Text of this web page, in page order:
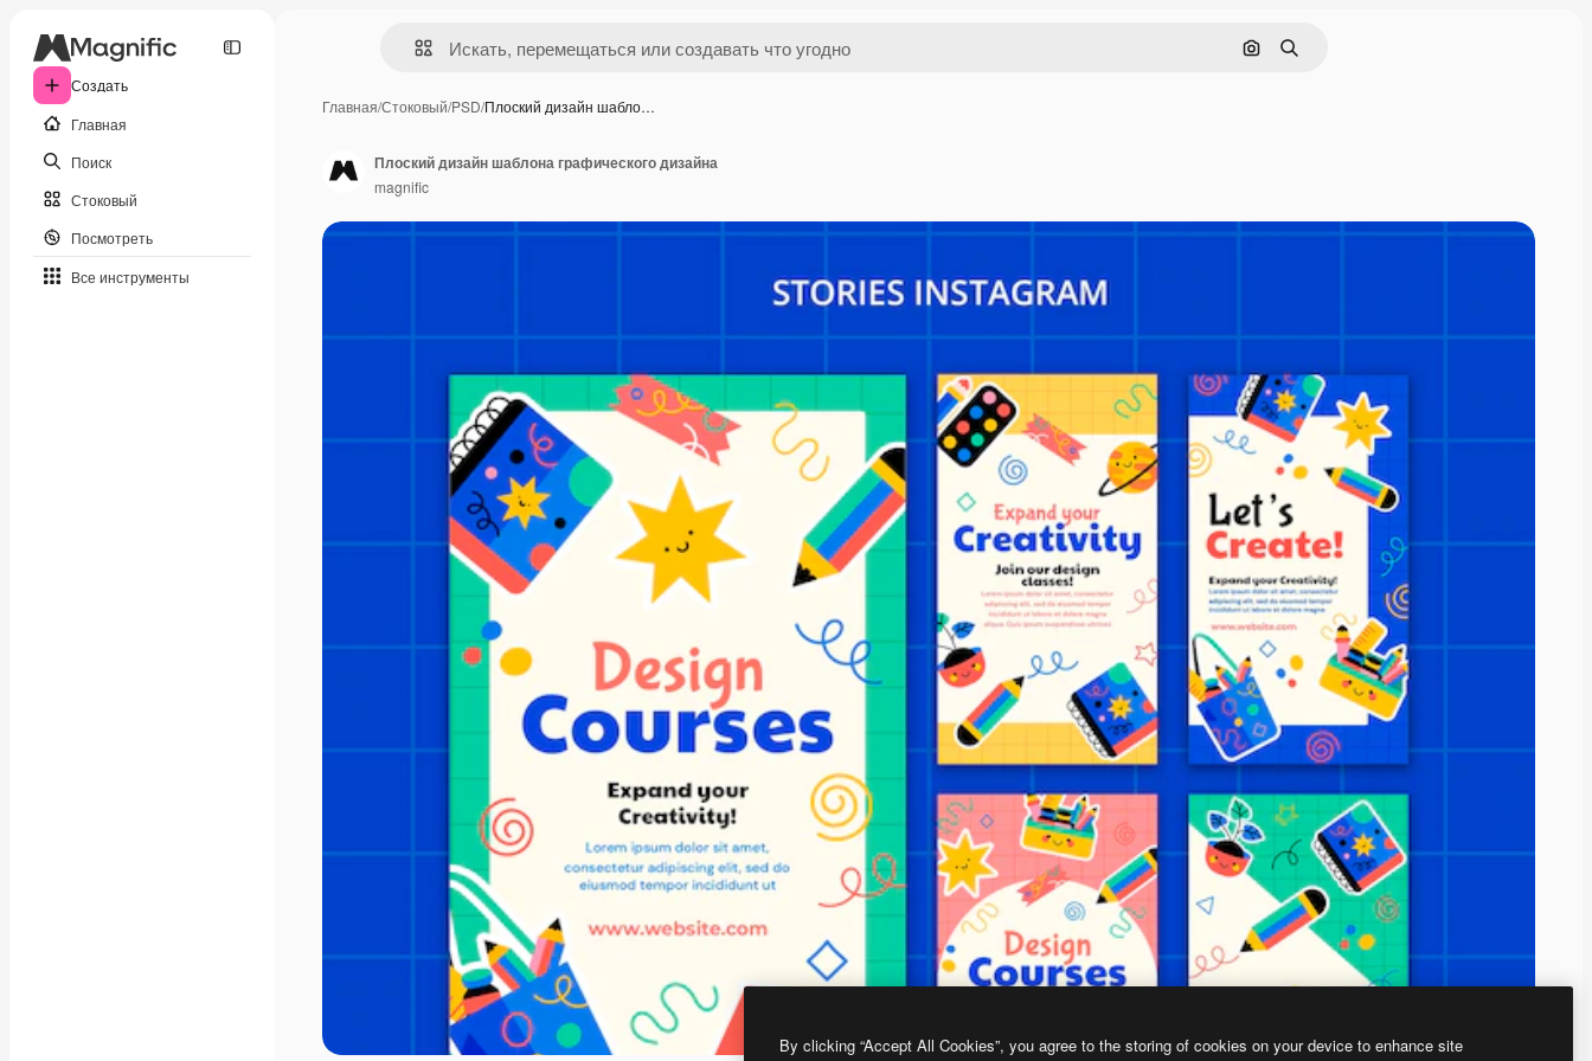
Создать
Главная
Поиск
Стоковый
Посмотреть
Все инструменты
Поиск по изображению
Поиск
Главная/Стоковый/PSD/Плоский дизайн шабло…
Плоский дизайн шаблона графического дизайна
magnific
By clicking “Accept All Cookies”, you agree to the storing of cookies on your device to enhance site